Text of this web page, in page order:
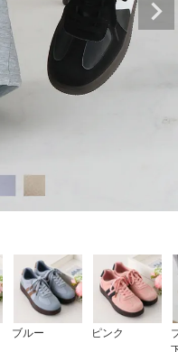
ブルー ピンク